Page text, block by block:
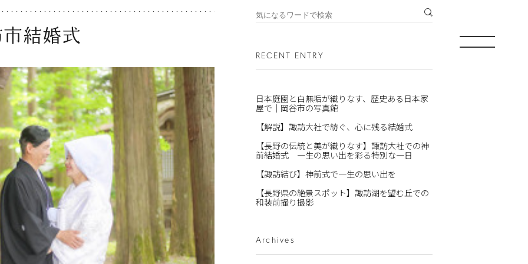
結婚式
RECENT ENTRY
日本庭園と白無垢が織りなす、歴史ある日本家
屋で｜岡谷市の写真館
【解説】諏訪大社で紡ぐ、心に残る結婚式
【長野の伝統と美が織りなす】諏訪大社での神
前結婚式 一生の思い出を彩る特別な一日
【諏訪結び】神前式で一生の思い出を
【長野県の絶景スポット】諏訪湖を望む丘での
和装前撮り撮影
Archives